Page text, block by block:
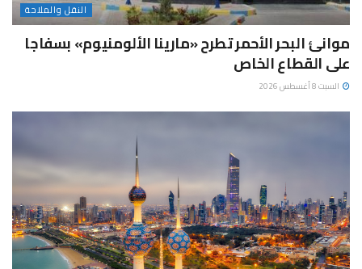
النقل والملاحة
موانئ البحر الأحمر تطرح «مارينا الألومنيوم» بسفاجا
على القطاع الخاص
السبت 8 أغسطس 2026